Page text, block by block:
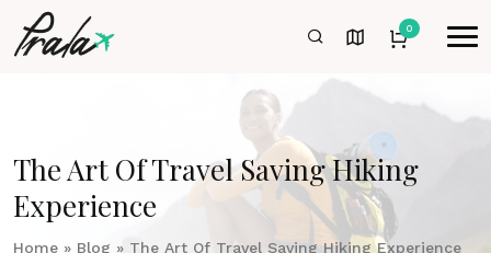
0
The Art Of Travel Saving Hiking
Experience
Home » Blog » The Art Of Travel Saving Hiking Experience